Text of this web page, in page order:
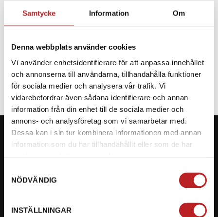
Samtycke Information Om
Denna webbplats använder cookies
Vi använder enhetsidentifierare för att anpassa innehållet
och annonserna till användarna, tillhandahålla funktioner
för sociala medier och analysera vår trafik. Vi
vidarebefordrar även sådana identifierare och annan
information från din enhet till de sociala medier och
annons- och analysföretag som vi samarbetar med.
Dessa kan i sin tur kombinera informationen med annan
information som du har tillhandahållit eller som de har
NÖDVÄNDIG
INSTÄLLNINGAR
SPECIFIKATION
Org. nummer: 5566689278